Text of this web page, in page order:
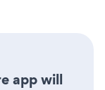
app will